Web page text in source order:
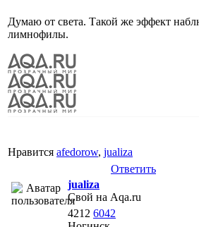
Думаю от света. Такой же эффект
лимнофилы.
Нравится afedorow, jualiza
Ответить
jualiza
Свой на Aqa.ru
4212 6042